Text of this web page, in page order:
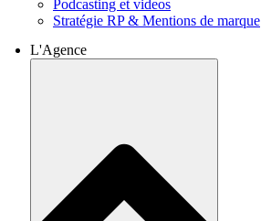
Podcasting et videos
Stratégie RP & Mentions de marque
L'Agence